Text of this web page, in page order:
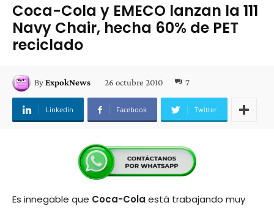
Coca-Cola y EMECO lanzan la 111
Navy Chair, hecha 60% de PET
reciclado
ByExpokNews 26 octubre 2010 7
Linkedin Facebook Twitter
Es innegable que Coca-Cola está trabajando muy